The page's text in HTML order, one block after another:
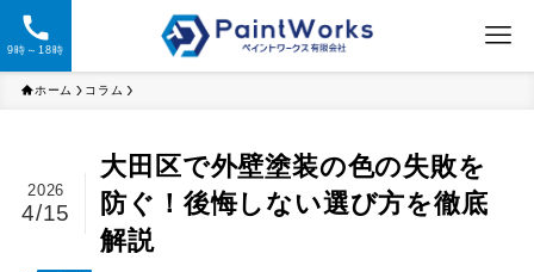
9時～18時
ホーム コラム
大田区で外壁塗装の色の失敗を
防ぐ！後悔しない選び方を徹底
解説
2026
4/15